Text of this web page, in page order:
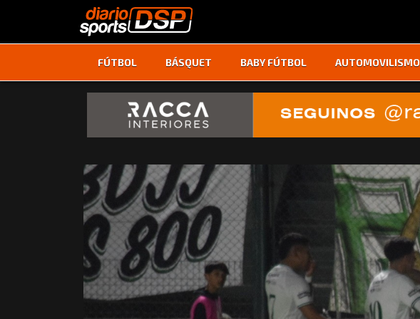
FÚTBOL BÁSQUET BABY FÚTBOL AUTOMOVILISMO